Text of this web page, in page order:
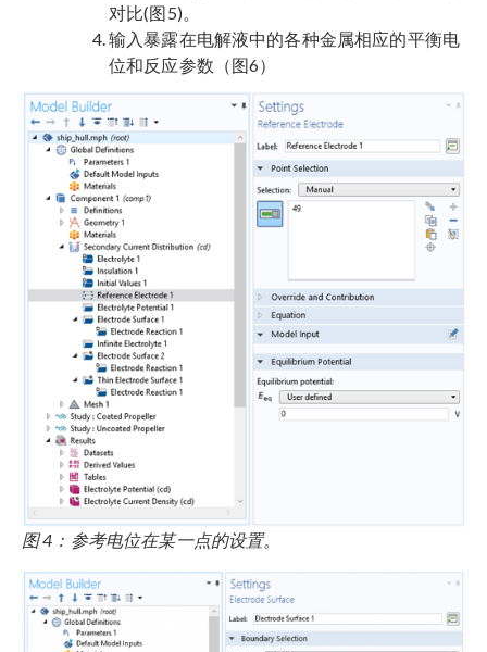
对比(图5)。
输入暴露在电解液中的各种金属相应的平衡电
位和反应参数（图6）
图 4：参考电位在某一点的设置。